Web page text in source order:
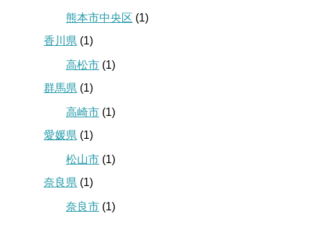
熊本市中央区 (1)
香川県 (1)
高松市 (1)
群馬県 (1)
高崎市 (1)
愛媛県 (1)
松山市 (1)
奈良県 (1)
奈良市 (1)